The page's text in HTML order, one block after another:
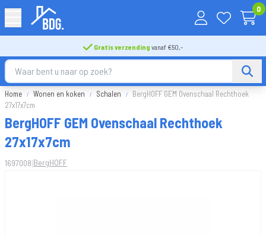
0
Gratis verzending vanaf €50,-
Home Wonen en koken Schalen
BergHOFF GEM Ovenschaal Rechthoek
27x17x7cm
BergHOFF GEM Ovenschaal Rechthoek
27x17x7cm
1697008|BergHOFF